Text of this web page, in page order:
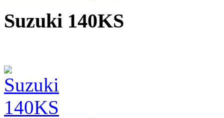
Suzuki 140KS